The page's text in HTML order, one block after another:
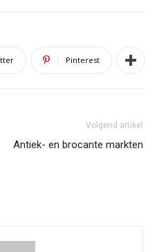
Pinterest
Volgend artikel
Antiek- en brocante markten